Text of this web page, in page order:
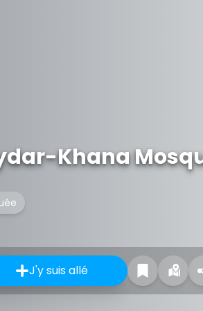
Khana
J'y suis allé